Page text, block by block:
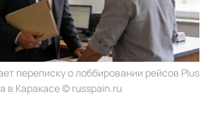
переписку о лоббировании рейсов Plus
в Каракасе © russpain.ru